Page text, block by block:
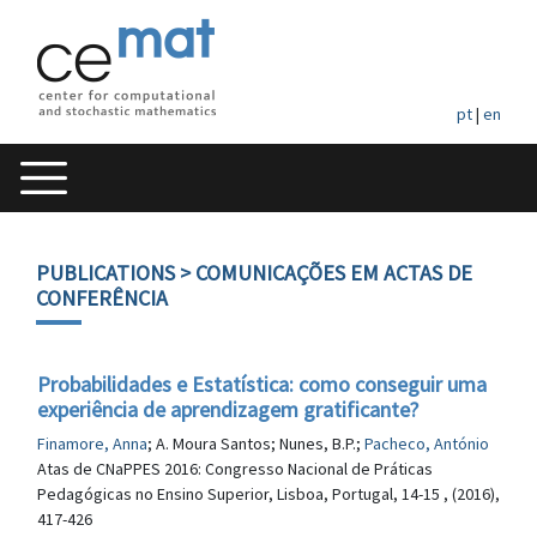
pt| en
PUBLICATIONS> COMUNICAÇÕES EM ACTAS DE
CONFERÊNCIA
Probabilidades e Estatística: como conseguir uma
experiência de aprendizagem gratificante?
Finamore, Anna; A. Moura Santos; Nunes, B.P.; Pacheco, António
Atas de CNaPPES 2016: Congresso Nacional de Práticas
Pedagógicas no Ensino Superior, Lisboa, Portugal, 14-15 , (2016),
417-426